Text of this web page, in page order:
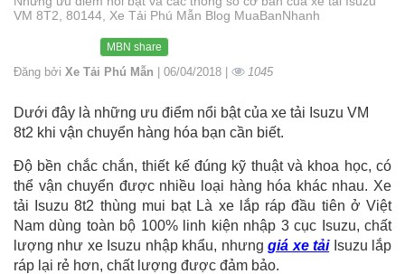
VM 8T2, 80144, Xe Tải Phú Mẫn Blog MuaBanNhanh
MBN share
Đăng bởi Xe Tải Phú Mẫn | 06/04/2018 | 1045
Dưới đây là những ưu điểm nổi bật của xe tải Isuzu VM
8t2 khi vận chuyển hàng hóa bạn cần biết.
Độ bền chắc chắn, thiết kế đúng kỹ thuật và khoa học, có
thể vận chuyển được nhiều loại hàng hóa khác nhau. Xe
tải Isuzu 8t2 thùng mui bạt Là xe lắp ráp đầu tiên ở Việt
Nam dùng toàn bộ 100% linh kiện nhập 3 cục Isuzu, chất
lượng như xe Isuzu nhập khẩu, nhưnggiá xe tảiIsuzu lắp
ráp lại rẻ hơn, chất lượng được đảm bảo.